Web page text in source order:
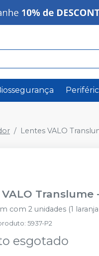
Lentes VALO
Translume
com 2 unidades (1 laranja
:5937-P2
esgotado